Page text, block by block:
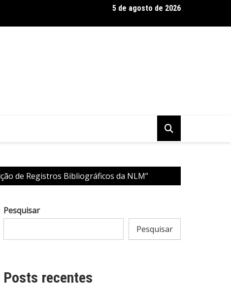
Baseadas em Plantas: Qualidade Importa Mais Que Quantidade,
5 de agosto de 2026
de Registros Bibliográficos da NLM”
Pesquisar
Pesquisar
Posts recentes